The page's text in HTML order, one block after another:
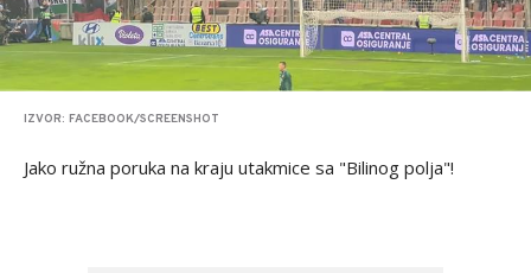
IZVOR: FACEBOOK/SCREENSHOT
Jako ružna poruka na kraju utakmice sa "Bilinog polja"!